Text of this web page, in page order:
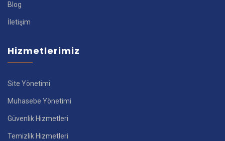
Blog
İletişim
Hizmetlerimiz
Site Yönetimi
Muhasebe Yönetimi
Güvenlik Hizmetleri
Temizlik Hizmetleri